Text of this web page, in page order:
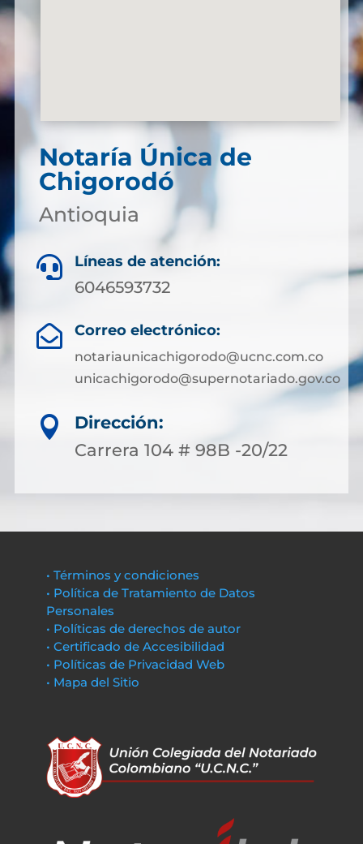
Notaría Única de
Chigorodó
Antioquia
 Líneas de atención:
6046593732
 Correo electrónico:
notariaunicachigorodo@ucnc.com.co
unicachigorodo@supernotariado.gov.co

Dirección:
Carrera 104 # 98B -20/22
• Términos y condiciones
• Política de Tratamiento de Datos
Personales
• Políticas de derechos de autor
• Certificado de Accesibilidad
• Políticas de Privacidad Web
• Mapa del Sitio